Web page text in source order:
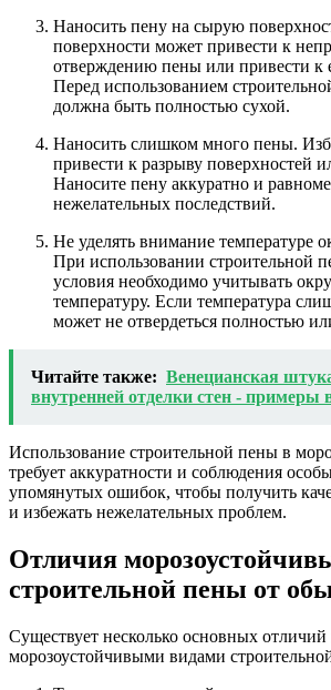
Наносить пену на сырую
поверхности может привести к
отверждению пены или привести к
Перед использованием
должна быть полностью сухой.
Наносить слишком много пены.
привести к разрыву поверхностей
Наносите пену аккуратно и
нежелательных последствий.
Не уделять внимание температуре
При использовании строительной
условия необходимо учитывать
температуру. Если температура
может не отвердеться полностью
Читайте также: Венецианская
внутренней отделки стен - примеры
Использование строительной пены в
требует аккуратности и соблюдения
упомянутых ошибок, чтобы получить
и избежать нежелательных проблем.
Отличия
строительной пены от
Существует несколько основных
морозоустойчивыми видами